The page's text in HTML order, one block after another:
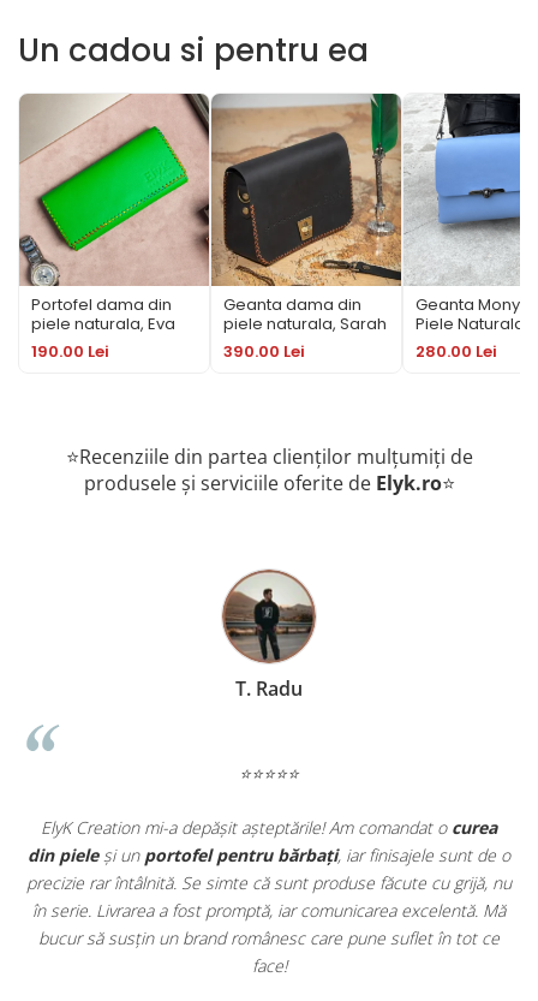
Un cadou si pentru ea
Portofel dama din
piele naturala, Eva
190.00 Lei
Geanta dama din
piele naturala, Sarah
390.00 Lei
Geanta Mony
Piele Naturala
Lant Metalic –
Elegant
280.00 Lei
⭐Recenziile din partea clienților mulțumiți de
produsele și serviciile oferite de Elyk.ro⭐
T. Radu
⭐⭐⭐⭐⭐
ElyK Creation mi-a depășit așteptările! Am comandat o curea
din pieleși un portofel pentru bărbați, iar finisajele sunt de o
precizie rar întâlnită. Se simte că sunt produse făcute cu grijă, nu
în serie. Livrarea a fost promptă, iar comunicarea excelentă. Mă
bucur să susțin un brand românesc care pune suflet în tot ce
face!